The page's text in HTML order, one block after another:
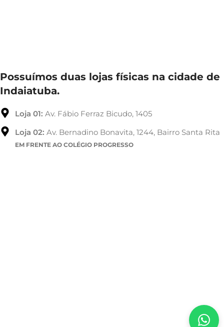
Possuímos duas lojas físicas na cidade de
Indaiatuba.
Loja 01: Av. Fábio Ferraz Bicudo, 1405
Loja 02: Av. Bernadino Bonavita, 1244, Bairro Santa Rita
EM FRENTE AO COLÉGIO PROGRESSO